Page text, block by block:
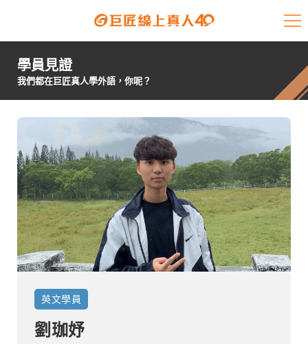
課程介紹
開課查詢
學員故事
免費資源
企業客戶
就業輔導
部落格
學員見證
我們都在巨匠真人學外語，你呢？
英文學員
劉珈妤